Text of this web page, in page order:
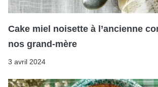
Cake miel noisette à l’ancienne
nos grand-mère
3 avril 2024